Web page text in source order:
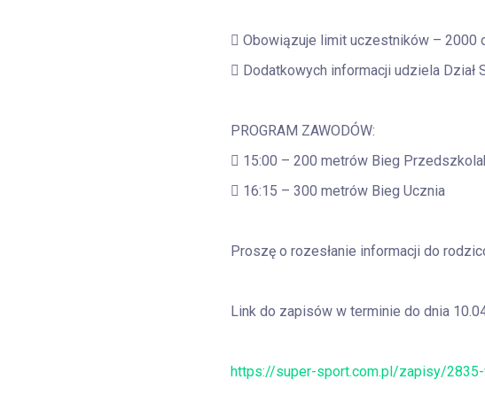
 Obowiązuje limit uczestników – 2000
 Dodatkowych informacji udziela
PROGRAM ZAWODÓW:
 15:00 – 200 metrów Bieg
 16:15 – 300 metrów Bieg Ucznia
Proszę o rozesłanie informacji do
Link do zapisów w terminie do dnia
https://super-sport.com.pl/zapisy/